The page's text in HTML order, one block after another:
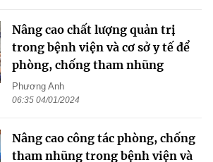
Nâng cao chất lượng quản trị
trong bệnh viện và cơ sở y tế để
phòng, chống tham nhũng
Phương Anh
06:35 04/01/2024
Nâng cao công tác phòng, chống
tham nhũng trong bệnh viện và